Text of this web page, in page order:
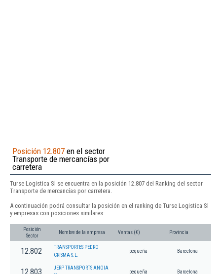
Posición 12.807 en el sector
Transporte de mercancías por
carretera
Turse Logistica Sl se encuentra en la posición 12.807 del Ranking del sector
Transporte de mercancías por carretera.
A continuación podrá consultar la posición en el ranking de Turse Logistica Sl
y empresas con posiciones similares:
Posición
Sector
Nombre de la empresa Ventas (€) Provincia
12.802
TRANSPORTES PEDRO
CRISMA S.L.
pequeña Barcelona
12.803
JERP TRANSPORTS ANOIA
pequeña Barcelona